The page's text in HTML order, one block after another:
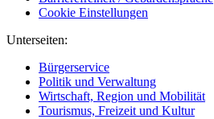
Cookie Einstellungen
Unterseiten:
Bürgerservice
Politik und Verwaltung
Wirtschaft, Region und Mobilität
Tourismus, Freizeit und Kultur